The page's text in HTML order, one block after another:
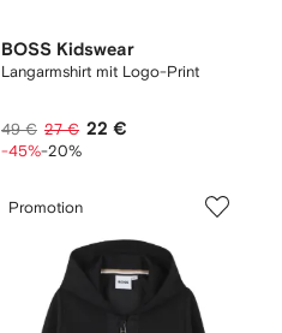
BOSS Kidswear
Langarmshirt mit Logo-Print
49 € 27 € 22 €
-45%-20%
Promotion